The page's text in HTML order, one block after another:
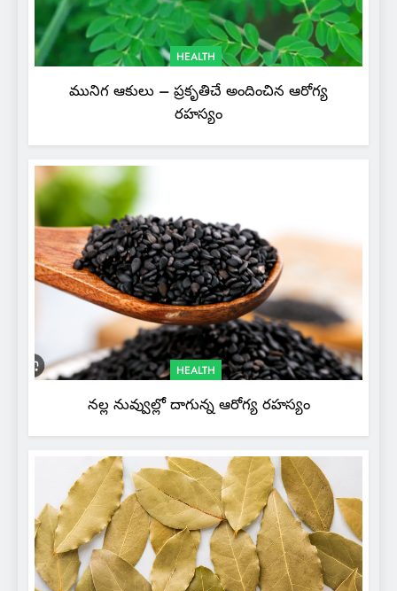
HEALTH
మునిగ ఆకులు – ప్రకృతిచే అందించిన ఆరోగ్య
రహస్యం
HEALTH
నల్ల నువ్వుల్లో దాగున్న ఆరోగ్య రహస్యం